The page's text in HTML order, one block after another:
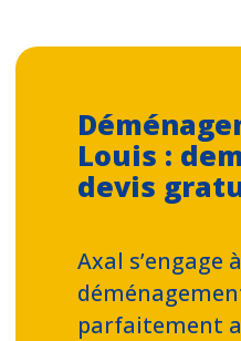
Louis :
devis
Axal s’engage
parfaitement